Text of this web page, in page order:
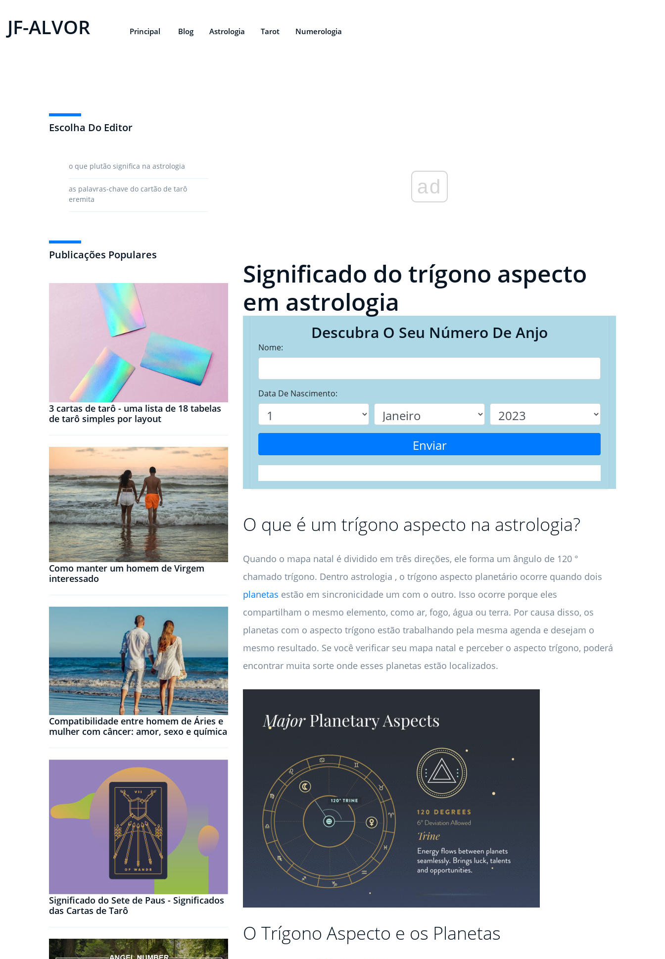
JF-ALVOR Principal Blog Astrologia Tarot Numerologia
Escolha Do Editor
o que plutão significa na astrologia
as palavras-chave do cartão de tarô
eremita
Publicações Populares
3 cartas de tarô - uma lista de 18 tabelas
de tarô simples por layout
Como manter um homem de Virgem
interessado
Compatibilidade entre homem de Áries e
mulher com câncer: amor, sexo e química
Significado do Sete de Paus - Significados
das Cartas de Tarô
ad
Significado do trígono aspecto
em astrologia
Descubra O Seu Número De Anjo
Nome:
Data De Nascimento:
Enviar
O que é um trígono aspecto na astrologia?
Quando o mapa natal é dividido em três direções, ele forma um ângulo de 120 °
chamado trígono. Dentro astrologia , o trígono aspecto planetário ocorre quando dois
planetas estão em sincronicidade um com o outro. Isso ocorre porque eles
compartilham o mesmo elemento, como ar, fogo, água ou terra. Por causa disso, os
planetas com o aspecto trígono estão trabalhando pela mesma agenda e desejam o
mesmo resultado. Se você verificar seu mapa natal e perceber o aspecto trígono, poderá
encontrar muita sorte onde esses planetas estão localizados.
O Trígono Aspecto e os Planetas